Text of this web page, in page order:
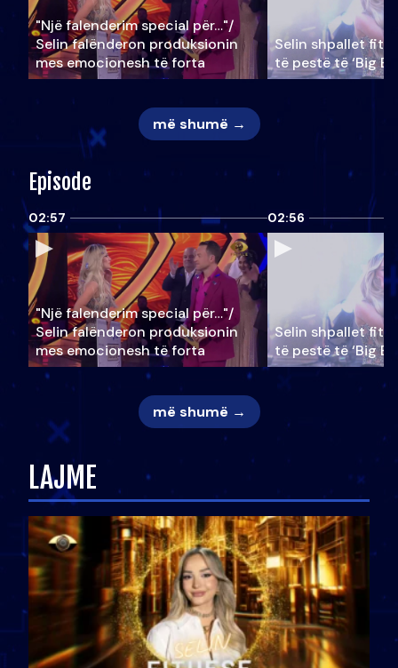
"Një falenderim special për…"/
Selin falënderon produksionin
mes emocionesh të forta
Selin shpallet
të pestë të ‘Big
më shumë →
Episode
02:57
"Një falenderim special për…"/
Selin falënderon produksionin
mes emocionesh të forta
02:56
Selin shpallet
të pestë të ‘Big
më shumë →
LAJME